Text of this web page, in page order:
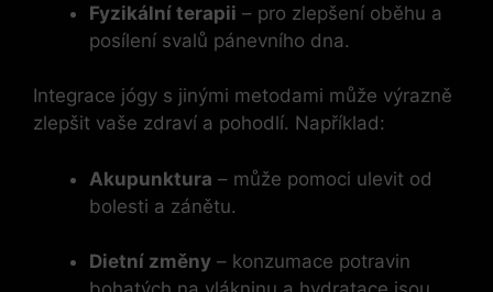
Fyzikální terapii – pro zlepšení oběhu a
posílení svalů pánevního dna.
Integrace jógy s jinými metodami může výrazně
zlepšit vaše zdraví a pohodlí. Například:
Akupunktura – může pomoci ulevit od
bolesti a zánětu.
Dietní změny – konzumace potravin